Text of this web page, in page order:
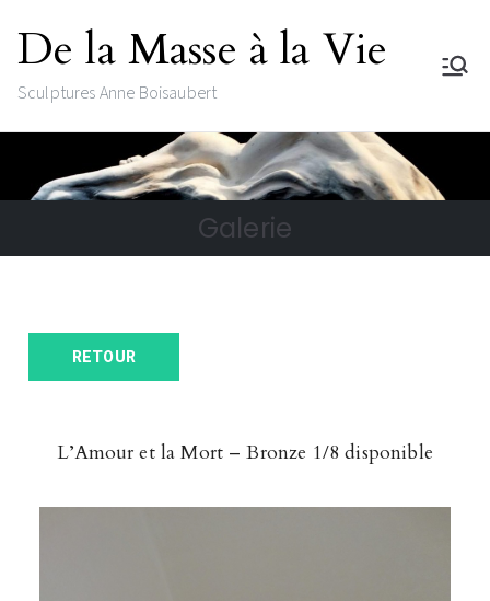
De la Masse à la Vie
Sculptures Anne Boisaubert
Galerie
RETOUR
L’Amour et la Mort – Bronze 1/8 disponible